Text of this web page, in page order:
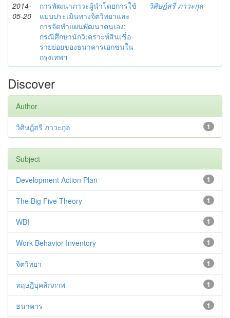
2014-
05-20
การพัฒนาภาวะผู้นำโดยการใช้
แบบประเมินทางจิตวิทยาและ
การจัดทำแผนพัฒนาตนเอง:
กรณีศึกษานักวิเคราะห์สินเชื่อ
รายย่อยของธนาคารเอกชนใน
กรุงเทพฯ
วิศิษฎ์สรี ภาวะกุล
Discover
Author
1
วิศิษฎ์สรี ภาวะกุล
Subject
1
Development Action Plan
1
The Big Five Theory
1
WBI
1
Work Behavior Inventory
1
จิตวิทยา
1
ทฤษฎีบุคลิกภาพ
1
ธนาคาร